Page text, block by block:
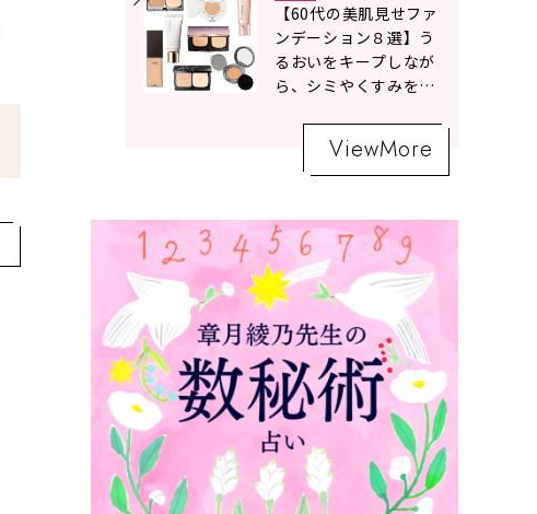
【60代の美肌見せファ
ンデーション８選】う
るおいをキープしなが
ら、シミやくすみをナ
ViewMore